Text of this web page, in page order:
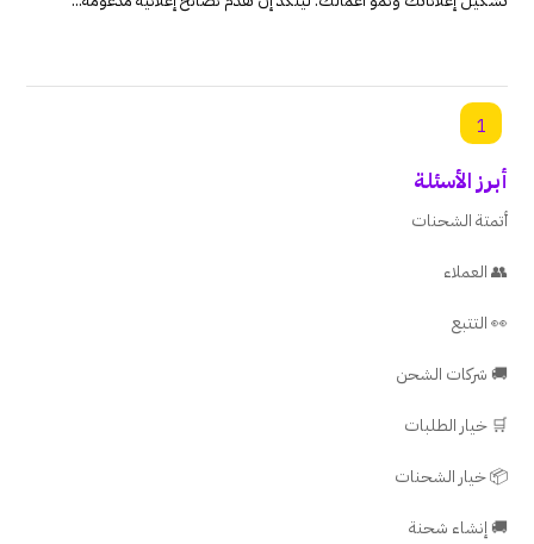
1
أبرز الأسئلة
أتمتة الشحنات
👥 العملاء
👀 التتبع
🚚 شركات الشحن
🛒 خيار الطلبات
📦 خيار الشحنات
🚚 إنشاء شحنة